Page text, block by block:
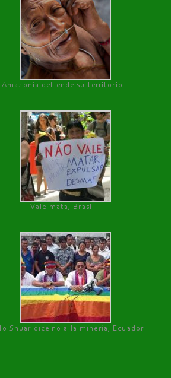
Amazonía defiende su territorio
Vale mata, Brasil
Shuar dice no a la minería, Ecuador